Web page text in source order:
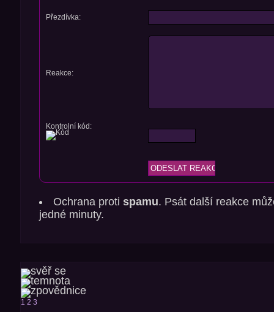
Přezdívka:
Reakce:
Kontrolní kód:
Ochrana protispamu. Psát další reakce
jedné minuty.
1 2 3